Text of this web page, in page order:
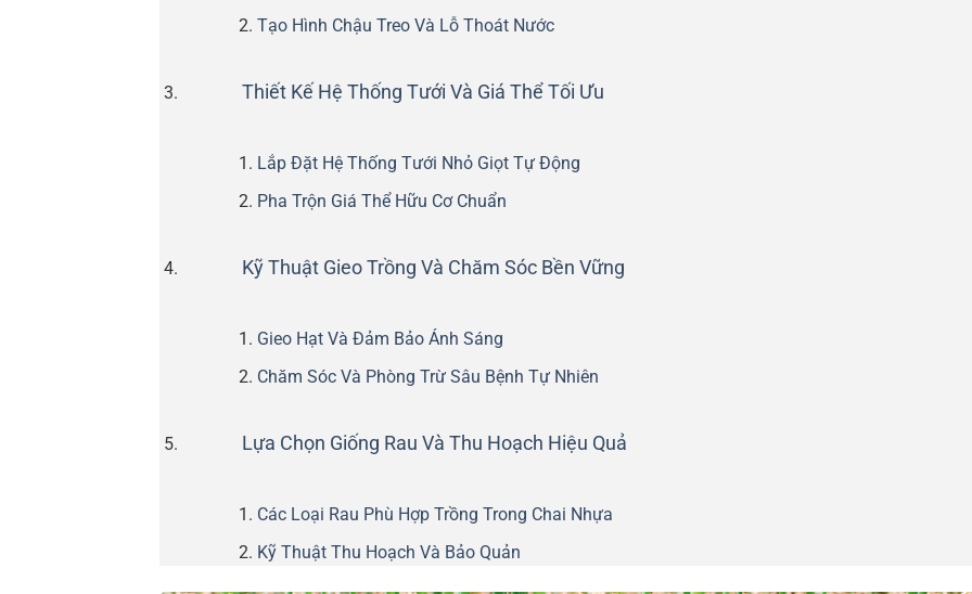
Tạo Hình Chậu Treo Và Lỗ Thoát Nước
Thiết Kế Hệ Thống Tưới Và Giá Thể Tối Ưu
Lắp Đặt Hệ Thống Tưới Nhỏ Giọt Tự Động
Pha Trộn Giá Thể Hữu Cơ Chuẩn
Kỹ Thuật Gieo Trồng Và Chăm Sóc Bền Vững
Gieo Hạt Và Đảm Bảo Ánh Sáng
Chăm Sóc Và Phòng Trừ Sâu Bệnh Tự Nhiên
Lựa Chọn Giống Rau Và Thu Hoạch Hiệu Quả
Các Loại Rau Phù Hợp Trồng Trong Chai Nhựa
Kỹ Thuật Thu Hoạch Và Bảo Quản